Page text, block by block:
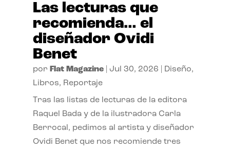
Las lecturas que
recomienda… el
diseñador Ovidi
Benet
por Flat Magazine| Jul 30, 2026 Diseño,
Libros, Reportaje
Tras las listas de lecturas de la editora
Raquel Bada y de la ilustradora Carla
Berrocal, pedimos al artista y diseñador
Ovidi Benet que nos recomiende tres